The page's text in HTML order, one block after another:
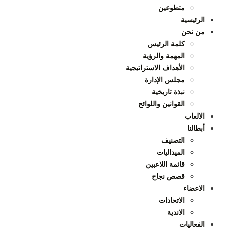
متطوعين
الرئيسية
من نحن
كلمة الرئيس
المهمة والرؤية
الأهداف الاستراتيجية
مجلس الإدارة
نبذة تاريخية
القوانين واللوائح
الالعاب
أبطالنا
التصنيف
الميداليات
قائمة اللاعبين
قصص نجاح
الاعضاء
الاتحادات
الاندية
الفعاليات